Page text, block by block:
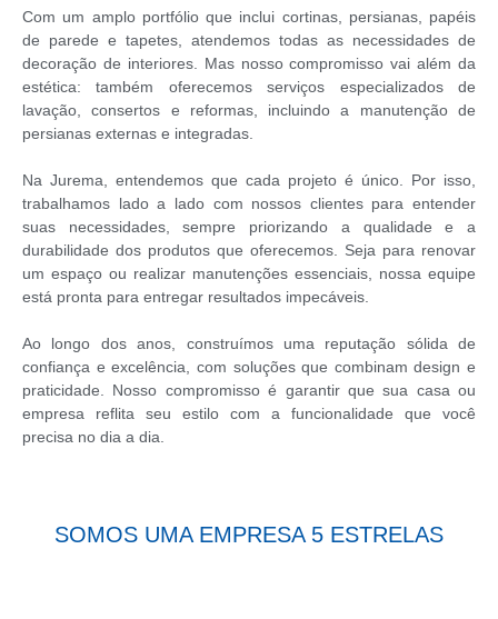
Com um amplo portfólio que inclui cortinas, persianas, papéis
de parede e tapetes, atendemos todas as necessidades de
decoração de interiores. Mas nosso compromisso vai além da
estética: também oferecemos serviços especializados de
lavação, consertos e reformas, incluindo a manutenção de
persianas externas e integradas.
Na Jurema, entendemos que cada projeto é único. Por isso,
trabalhamos lado a lado com nossos clientes para entender
suas necessidades, sempre priorizando a qualidade e a
durabilidade dos produtos que oferecemos. Seja para renovar
um espaço ou realizar manutenções essenciais, nossa equipe
está pronta para entregar resultados impecáveis.
Ao longo dos anos, construímos uma reputação sólida de
confiança e excelência, com soluções que combinam design e
praticidade. Nosso compromisso é garantir que sua casa ou
empresa reflita seu estilo com a funcionalidade que você
precisa no dia a dia.
SOMOS UMA EMPRESA 5 ESTRELAS